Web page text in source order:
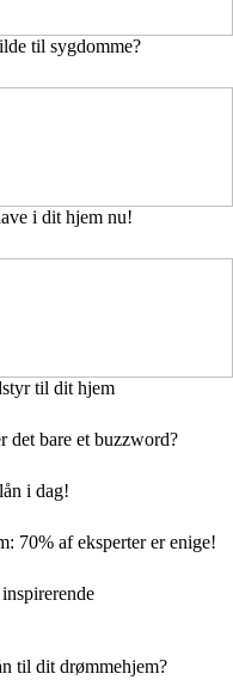
til sygdomme?
i dit hjem nu!
til dit hjem
det bare et buzzword?
i dag!
70% af eksperter er enige!
til dit drømmehjem?